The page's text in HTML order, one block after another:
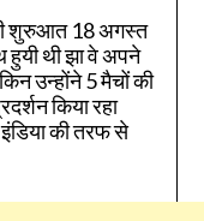
की शुरुआत 18 अगस्त
थी झा वे अपने
उन्होंने 5 मैचों की
किया रहा
की तरफ से